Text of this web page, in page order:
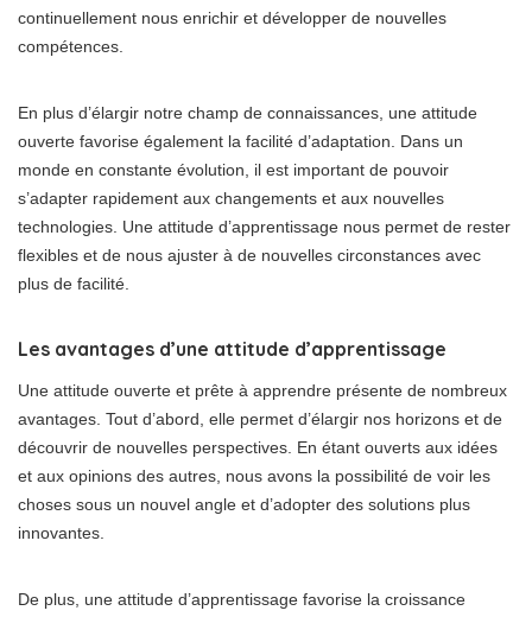
continuellement nous enrichir et développer de nouvelles
compétences.
En plus d’élargir notre champ de connaissances, une attitude
ouverte favorise également la facilité d’adaptation. Dans un
monde en constante évolution, il est important de pouvoir
s’adapter rapidement aux changements et aux nouvelles
technologies. Une attitude d’apprentissage nous permet de rester
flexibles et de nous ajuster à de nouvelles circonstances avec
plus de facilité.
Les avantages d’une attitude d’apprentissage
Une attitude ouverte et prête à apprendre présente de nombreux
avantages. Tout d’abord, elle permet d’élargir nos horizons et de
découvrir de nouvelles perspectives. En étant ouverts aux idées
et aux opinions des autres, nous avons la possibilité de voir les
choses sous un nouvel angle et d’adopter des solutions plus
innovantes.
De plus, une attitude d’apprentissage favorise la croissance